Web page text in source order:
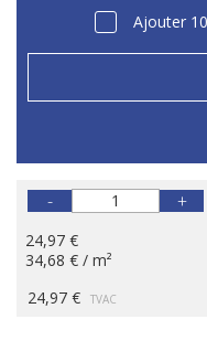
Ajouter
- +
24,97 €
34,68 € / m²
24,97 €
TVAC